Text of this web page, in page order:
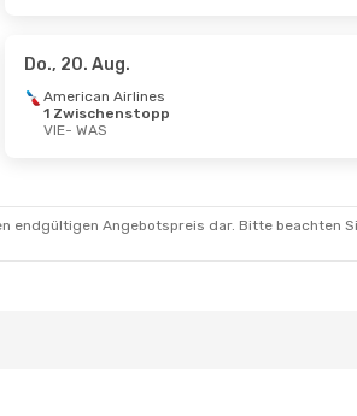
Swiss International Air Lines
Do., 20. Aug.
American Airlines
1 Zwischenstopp
VIE- WAS
endgültigen Angebotspreis dar. Bitte beachten